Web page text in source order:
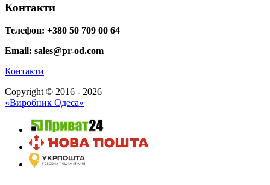
Контакти
Телефон: +380 50 709 00 64
Email: sales@pr-od.com
Контакти
Copyright © 2016 - 2026
«Виробник Одеса»